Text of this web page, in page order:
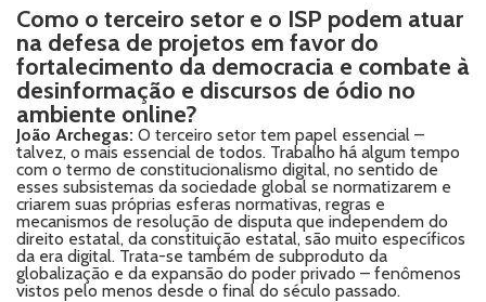
Como o terceiro setor e o ISP podem atuar
na defesa de projetos em favor do
fortalecimento da democracia e combate à
desinformação e discursos de ódio no
ambiente online?
João Archegas: O terceiro setor tem papel essencial –
talvez, o mais essencial de todos. Trabalho há algum tempo
com o termo de constitucionalismo digital, no sentido de
esses subsistemas da sociedade global se normatizarem e
criarem suas próprias esferas normativas, regras e
mecanismos de resolução de disputa que independem do
direito estatal, da constituição estatal, são muito específicos
da era digital. Trata-se também de subproduto da
globalização e da expansão do poder privado – fenômenos
vistos pelo menos desde o final do século passado.